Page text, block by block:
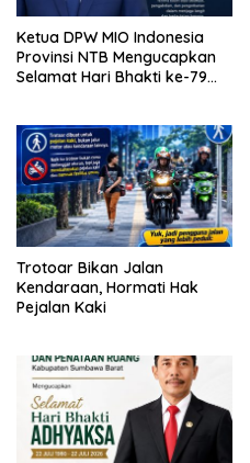
Ketua DPW MIO Indonesia
Provinsi NTB Mengucapkan
Selamat Hari Bhakti ke-79
Trotoar Bikan Jalan
Kendaraan, Hormati Hak
Pejalan Kaki